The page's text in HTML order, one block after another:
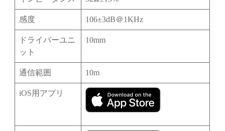
感度 106±3dB＠1KHz
ドライバーユニ
ット
10mm
通信範囲 10m
iOS用アプリ